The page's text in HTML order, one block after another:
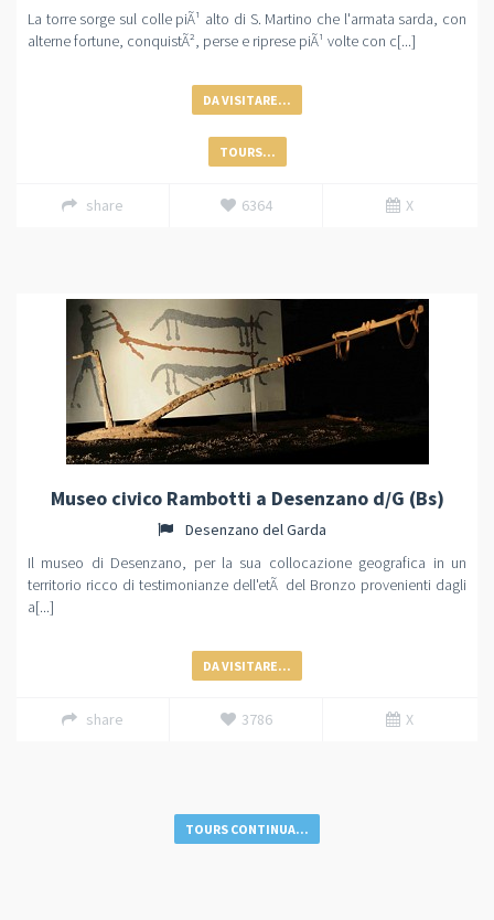
La torre sorge sul colle piÃ¹ alto di S. Martino che l'armata sarda, con
alterne fortune, conquistÃ², perse e riprese piÃ¹ volte con c[...]
DA VISITARE...
TOURS...
share 6364 X
Museo civico Rambotti a Desenzano d/G (Bs)
Desenzano del Garda
Il museo di Desenzano, per la sua collocazione geografica in un
territorio ricco di testimonianze dell'etÃ del Bronzo provenienti dagli
a[...]
DA VISITARE...
share 3786 X
TOURS CONTINUA...